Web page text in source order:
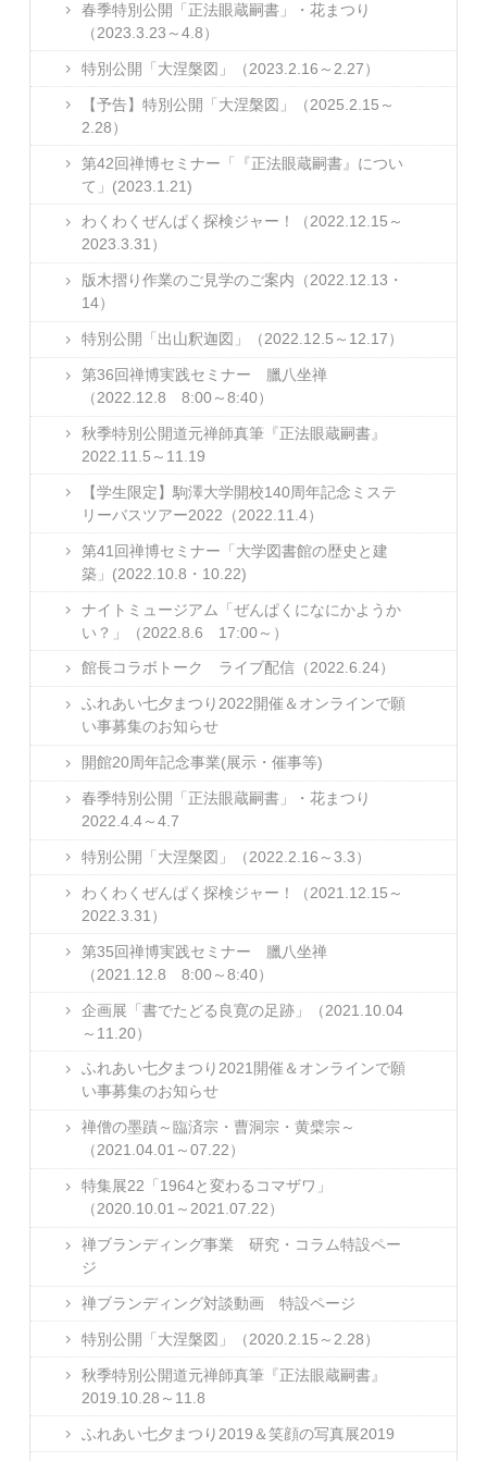
春季特別公開「正法眼蔵嗣書」・花まつり
（2023.3.23～4.8）
特別公開「大涅槃図」（2023.2.16～2.27）
【予告】特別公開「大涅槃図」（2025.2.15～
2.28）
第42回禅博セミナー「『正法眼蔵嗣書』につい
て」(2023.1.21)
わくわくぜんぱく探検ジャー！（2022.12.15～
2023.3.31）
版木摺り作業のご見学のご案内（2022.12.13・
14）
特別公開「出山釈迦図」（2022.12.5～12.17）
第36回禅博実践セミナー 臘八坐禅
（2022.12.8 8:00～8:40）
秋季特別公開道元禅師真筆『正法眼蔵嗣書』
2022.11.5～11.19
【学生限定】駒澤大学開校140周年記念ミステ
リーバスツアー2022（2022.11.4）
第41回禅博セミナー「大学図書館の歴史と建
築」(2022.10.8・10.22)
ナイトミュージアム「ぜんぱくになにかようか
い？」（2022.8.6 17:00～）
館長コラボトーク ライブ配信（2022.6.24）
ふれあい七夕まつり2022開催＆オンラインで願
い事募集のお知らせ
開館20周年記念事業(展示・催事等)
春季特別公開「正法眼蔵嗣書」・花まつり
2022.4.4～4.7
特別公開「大涅槃図」（2022.2.16～3.3）
わくわくぜんぱく探検ジャー！（2021.12.15～
2022.3.31）
第35回禅博実践セミナー 臘八坐禅
（2021.12.8 8:00～8:40）
企画展「書でたどる良寛の足跡」（2021.10.04
～11.20）
ふれあい七夕まつり2021開催＆オンラインで願
い事募集のお知らせ
禅僧の墨蹟～臨済宗・曹洞宗・黄檗宗～
（2021.04.01～07.22）
特集展22「1964と変わるコマザワ」
（2020.10.01～2021.07.22）
禅ブランディング事業 研究・コラム特設ペー
ジ
禅ブランディング対談動画 特設ページ
特別公開「大涅槃図」（2020.2.15～2.28）
秋季特別公開道元禅師真筆『正法眼蔵嗣書』
2019.10.28～11.8
ふれあい七夕まつり2019＆笑顔の写真展2019